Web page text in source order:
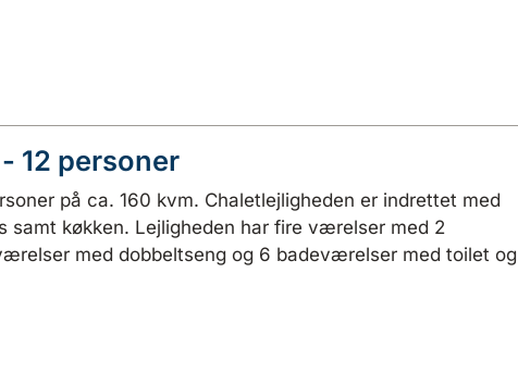
12 personer
på ca. 160 kvm. Chaletlejligheden er indrettet med
samt køkken. Lejligheden har fire værelser med 2
med dobbeltseng og 6 badeværelser med toilet og